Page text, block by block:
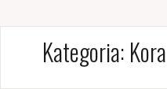
Kategoria: